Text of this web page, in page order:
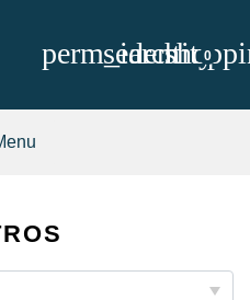
perm_identity
search 0